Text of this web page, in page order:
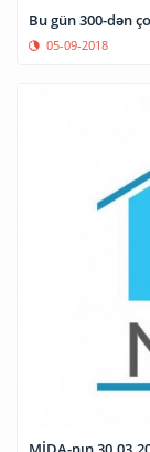
Bu gün 300-dən
05-09-2018